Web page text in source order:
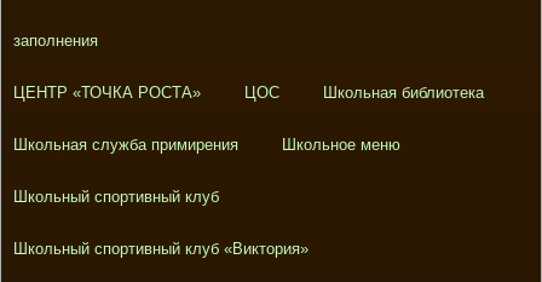
заполнения
ЦЕНТР «ТОЧКА РОСТА» ЦОС Школьная библиотека
Школьная служба примирения Школьное меню
Школьный спортивный клуб
Школьный спортивный клуб «Виктория»